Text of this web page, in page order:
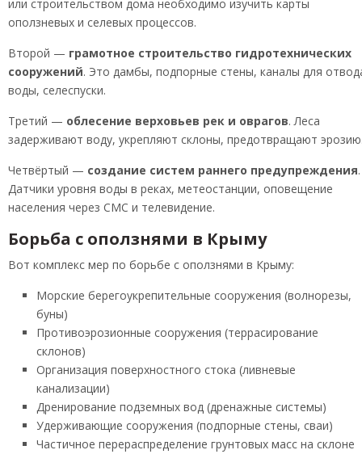
или строительством дома необходимо изучить карты
оползневых и селевых процессов.
Второй — грамотное строительство гидротехнических
сооружений. Это дамбы, подпорные стены, каналы для
воды, селеспуски.
Третий — облесение верховьев рек и оврагов. Леса
задерживают воду, укрепляют склоны, предотвращают
Четвёртый — создание систем раннего предупреждения.
Датчики уровня воды в реках, метеостанции, оповещение
населения через СМС и телевидение.
Борьба с оползнями в Крыму
Вот комплекс мер по борьбе с оползнями в Крыму:
Морские берегоукрепительные сооружения (волнорезы,
буны)
Противоэрозионные сооружения (террасирование
склонов)
Организация поверхностного стока (ливневые
канализации)
Дренирование подземных вод (дренажные системы)
Удерживающие сооружения (подпорные стены, сваи)
Частичное перераспределение грунтовых масс на склоне